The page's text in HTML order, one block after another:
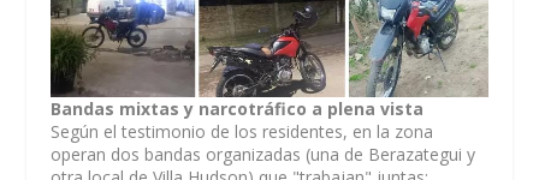
Bandas mixtas y narcotráfico a plena vista
Según el testimonio de los residentes, en la zona
operan dos bandas organizadas (una de Berazategui y